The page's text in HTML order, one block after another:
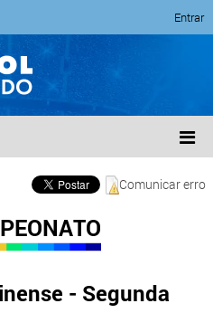
Entrar
Comunicar erro
- Segunda